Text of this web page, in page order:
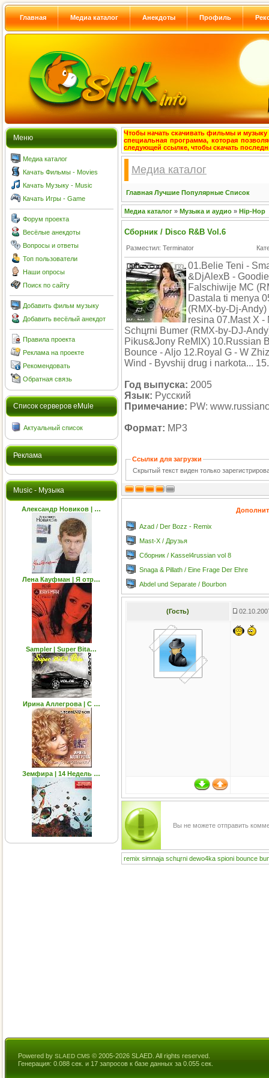
Главная Медиа каталог Анекдоты Профиль
Меню
Медиа каталог
Качать Фильмы - Movies
Качать Музыку - Music
Качать Игры - Game
Форум проекта
Весёлые анекдоты
Вопросы и ответы
Топ пользователи
Наши опросы
Поиск по сайту
Добавить фильм музыку
Добавить весёлый анекдот
Правила проекта
Реклама на проекте
Рекомендовать
Обратная связь
Cписок серверов eMule
Актуальный список
Реклама
Music - Музыка
Александр Новиков | …
Лена Кауфман | Я отр…
Sampler | Super Bita…
Ирина Аллегрова | С …
Земфира | 14 Недель …
Чтобы начать скачивать фильмы и музыку
специальная программа, которая
следующей ссылке, чтобы скачать
Медиа каталог
Главная Лучшие Популярные Список
Медиа каталог » Музыка и аудио » Hip-Hop
Сборник / Disco R&B Vol.6
Разместил: Terminator
01.Belie Teni -
&DjAlexB -
Falschiwije MC
Dastala ti menya
(RMX-by-Dj-
resina 07.Mast X
Schцrni Bumer (RMX-by-DJ-
Pikus&Jony ReMIX) 10.Russian
Bounce - Aljo 12.Royal G - W
Wind - Byvshij drug i narkota...
Год выпуска: 2005
Язык: Русский
Примечание: PW:
Формат: MP3
Ссылки для загрузки
Скрытый текст виден только
Azad / Der Bozz - Remix
Mast-X / Друзья
Сборник / Kassel4russian vol 8
Snaga & Pillath / Eine Frage Der Ehre
Abdel und Separate / Bourbon
(Гость)
Вы не можете отправить
remix simnaja schцrni dewo4ka spioni bounce
Powered by SLAED CMS © 2005-2026 SLAED. All rights reserved.
Генерация: 0.088 сек. и 17 запросов к базе данных за 0.055 сек.